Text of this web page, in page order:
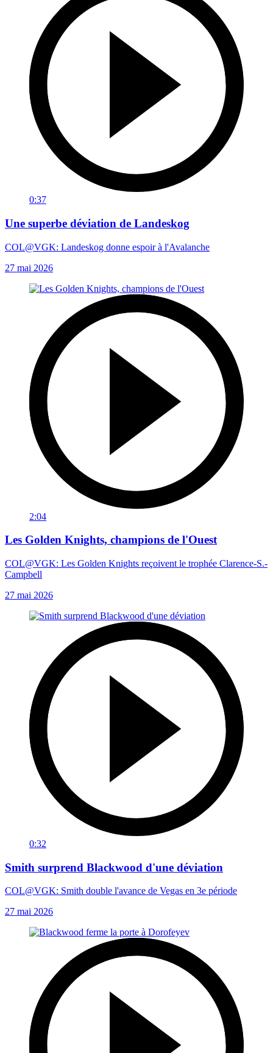
0:37
Une superbe déviation de Landeskog
COL@VGK: Landeskog donne espoir à l'Avalanche
27 mai 2026
2:04
Les Golden Knights, champions de l'Ouest
COL@VGK: Les Golden Knights reçoivent le trophée Clarence-S.-
Campbell
27 mai 2026
0:32
Smith surprend Blackwood d'une déviation
COL@VGK: Smith double l'avance de Vegas en 3e période
27 mai 2026